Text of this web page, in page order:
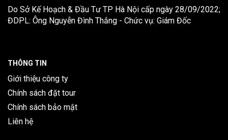
Do Sở Kế Hoạch & Đầu Tư TP Hà Nội cấp ngày 28/09/2022;
ĐDPL: Ông Nguyễn Đình Thắng - Chức vụ: Giám Đốc
THÔNG TIN
Giới thiệu công ty
Chính sách đặt tour
Chính sách bảo mật
Liên hệ